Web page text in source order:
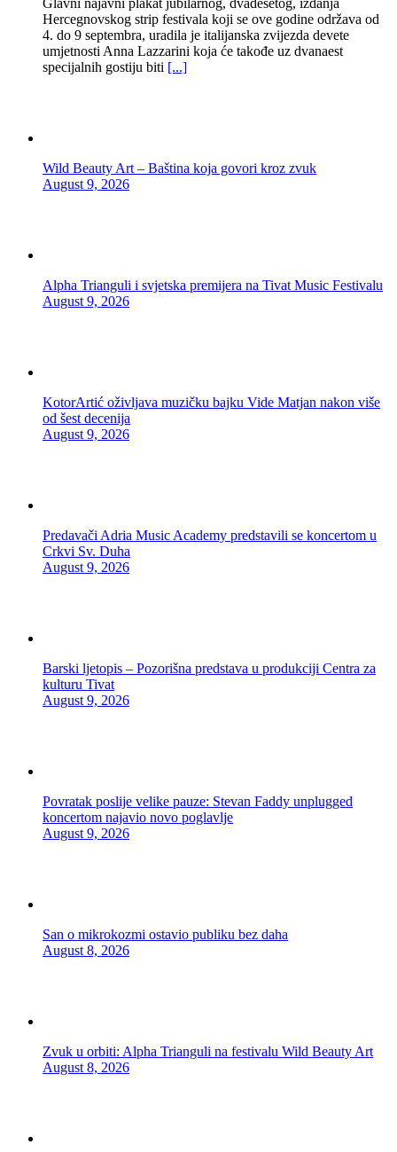
Hercegnovskog strip festivala koji se ove godine održava od
4. do 9 septembra, uradila je italijanska zvijezda devete
umjetnosti Anna Lazzarini koja će takođe uz dvanaest
specijalnih gostiju biti [...]
Wild Beauty Art – Baština koja govori kroz zvuk
August 9, 2026
Alpha Trianguli i svjetska premijera na Tivat Music Festivalu
August 9, 2026
KotorArtić oživljava muzičku bajku Vide Matjan nakon više
od šest decenija
August 9, 2026
Predavači Adria Music Academy predstavili se koncertom u
Crkvi Sv. Duha
August 9, 2026
Barski ljetopis – Pozorišna predstava u produkciji Centra za
kulturu Tivat
August 9, 2026
Povratak poslije velike pauze: Stevan Faddy unplugged
koncertom najavio novo poglavlje
August 9, 2026
San o mikrokozmi ostavio publiku bez daha
August 8, 2026
Zvuk u orbiti: Alpha Trianguli na festivalu Wild Beauty Art
August 8, 2026